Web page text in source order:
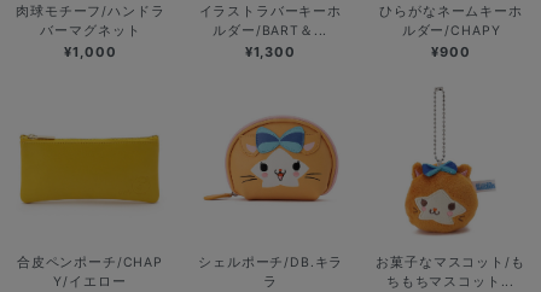
肉球モチーフ/ハンドラ
バーマグネット
¥1,000
イラストラバーキーホ
ルダー/BART＆...
¥1,300
ひらがなネームキーホ
ルダー/CHAPY
¥900
合皮ペンポーチ/CHAP
Y/イエロー
シェルポーチ/DB.キラ
ラ
お菓子なマスコット/も
ちもちマスコット...